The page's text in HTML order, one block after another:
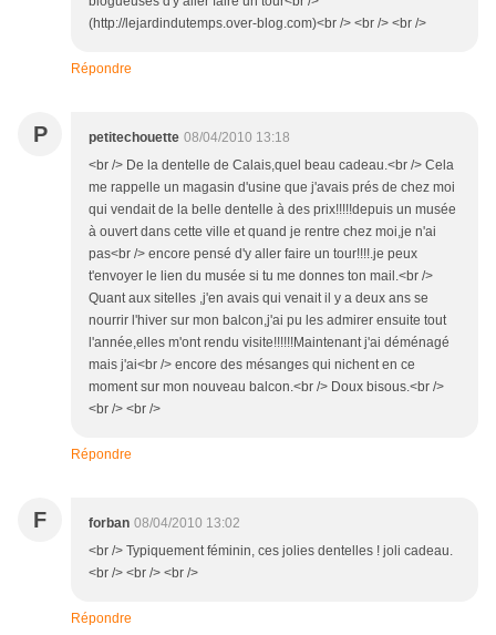
(http://lejardindutemps.over-blog.com)<br /> <br /> <br />
Répondre
P petitechouette 08/04/2010 13:18
<br /> De la dentelle de Calais,quel beau cadeau.<br /> Cela
me rappelle un magasin d'usine que j'avais prés de chez moi
qui vendait de la belle dentelle à des prix!!!!!depuis un musée
à ouvert dans cette ville et quand je rentre chez moi,je n'ai
pas<br /> encore pensé d'y aller faire un tour!!!!.je peux
t'envoyer le lien du musée si tu me donnes ton mail.<br />
Quant aux sitelles ,j'en avais qui venait il y a deux ans se
nourrir l'hiver sur mon balcon,j'ai pu les admirer ensuite tout
l'année,elles m'ont rendu visite!!!!!!Maintenant j'ai déménagé
mais j'ai<br /> encore des mésanges qui nichent en ce
moment sur mon nouveau balcon.<br /> Doux bisous.<br />
<br /> <br />
Répondre
F forban 08/04/2010 13:02
<br /> Typiquement féminin, ces jolies dentelles ! joli cadeau.
<br /> <br /> <br />
Répondre